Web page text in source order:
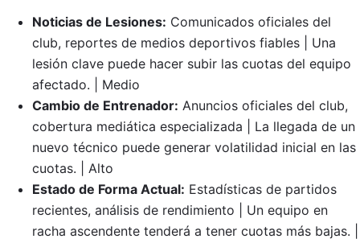
Noticias de Lesiones: Comunicados oficiales del
club, reportes de medios deportivos fiables | Una
lesión clave puede hacer subir las cuotas del equipo
afectado. | Medio
Cambio de Entrenador: Anuncios oficiales del club,
cobertura mediática especializada | La llegada de un
nuevo técnico puede generar volatilidad inicial en las
cuotas. | Alto
Estado de Forma Actual: Estadísticas de partidos
recientes, análisis de rendimiento | Un equipo en
racha ascendente tenderá a tener cuotas más bajas. |